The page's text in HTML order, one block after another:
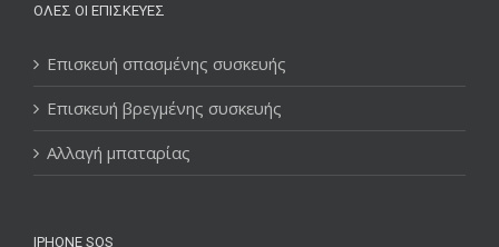
ΌΛΕΣ ΟΙ ΕΠΙΣΚΕΥΈΣ
Επισκευή σπασμένης συσκευής
Επισκευή βρεγμένης συσκευής
Αλλαγή μπαταρίας
IPHONE SOS